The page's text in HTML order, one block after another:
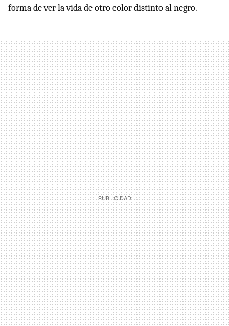
forma de ver la vida de otro color distinto al negro.